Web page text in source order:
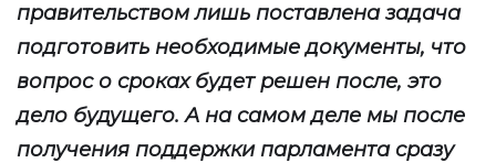
правительством лишь поставлена задача
подготовить необходимые документы, что
вопрос о сроках будет решен после, это
дело будущего. А на самом деле мы после
получения поддержки парламента сразу